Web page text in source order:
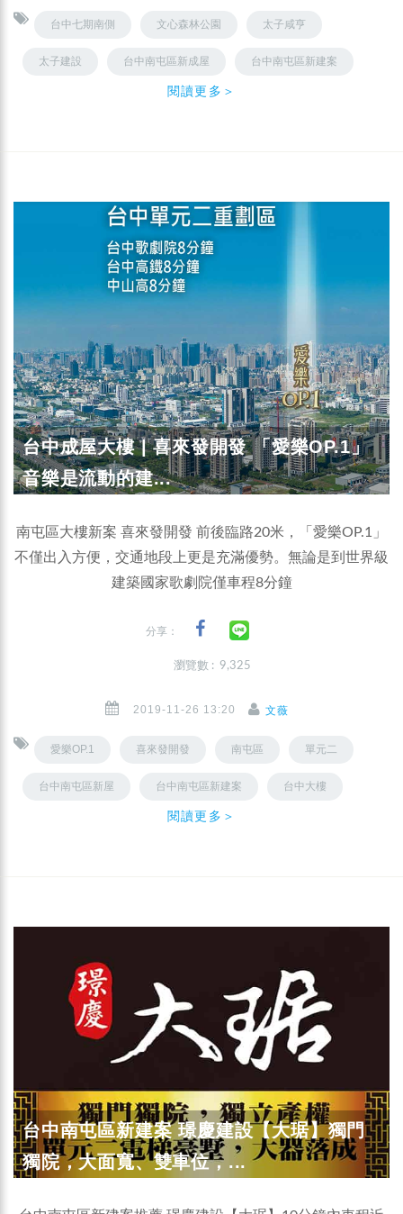
台中七期南側 文心森林公園 太子咸亨
太子建設 台中南屯區新成屋 台中南屯區新建案
閱讀更多＞
台中成屋大樓 | 喜來發開發 「愛樂OP.1」
音樂是流動的建...
南屯區大樓新案 喜來發開發 前後臨路20米，「愛樂OP.1」
不僅出入方便，交通地段上更是充滿優勢。無論是到世界級
建築國家歌劇院僅車程8分鐘
分享：
瀏覽數 : 9,325
2019-11-26 13:20 文薇
愛樂OP.1 喜來發開發 南屯區 單元二
台中南屯區新屋 台中南屯區新建案 台中大樓
閱讀更多＞
台中南屯區新建案 璟慶建設【大琚】獨門
獨院，大面寬、雙車位，...